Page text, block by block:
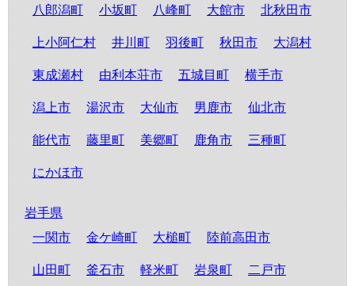
八郎潟町
小坂町 八峰町 大館市 北秋田市
上小阿仁村 井川町 羽後町 秋田市 大潟村
東成瀬村 由利本荘市 五城目町 横手市
潟上市 湯沢市 大仙市 男鹿市 仙北市
能代市 藤里町 美郷町 鹿角市 三種町
にかほ市
岩手県
一関市
金ケ崎町 大槌町 陸前高田市
山田町 釜石市 軽米町 岩泉町 二戸市